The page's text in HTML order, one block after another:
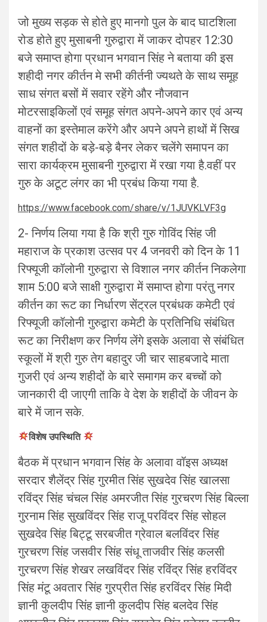
जो मुख्य सड़क से होते हुए मानगो पुल के बाद घाटशिला
रोड होते हुए मुसाबनी गुरुद्वारा में जाकर दोपहर 12:30
बजे समाप्त होगा प्रधान भगवान सिंह ने बताया की इस
शहीदी नगर कीर्तन मे सभी कीर्तनी ज्यथते के साथ समूह
साध संगत बसों में सवार रहेंगे और नौजवान
मोटरसाइकिलों एवं समूह संगत अपने-अपने कार एवं अन्य
वाहनों का इस्तेमाल करेंगे और अपने अपने हाथों में सिख
संगत शहीदों के बड़े-बड़े बैनर लेकर चलेंगे समापन का
सारा कार्यक्रम मुसाबनी गुरुद्वारा में रखा गया है.वहीं पर
गुरु के अटूट लंगर का भी प्रबंध किया गया है.
https://www.facebook.com/share/v/1JUVKLVF3g
2- निर्णय लिया गया है कि श्री गुरु गोविंद सिंह जी
महाराज के प्रकाश उत्सव पर 4 जनवरी को दिन के 11
रिफ्यूजी कॉलोनी गुरुद्वारा से विशाल नगर कीर्तन निकलेगा
शाम 5:00 बजे साक्षी गुरुद्वारा में समाप्त होगा परंतु नगर
कीर्तन का रूट का निर्धारण सेंट्रल प्रबंधक कमेटी एवं
रिफ्यूजी कॉलोनी गुरुद्वारा कमेटी के प्रतिनिधि संबंधित
रूट का निरीक्षण कर निर्णय लेंगे इसके अलावा से संबंधित
स्कूलों में श्री गुरु तेग बहादुर जी चार साहबजादे माता
गुजरी एवं अन्य शहीदों के बारे समागम कर बच्चों को
जानकारी दी जाएगी ताकि वे देश के शहीदों के जीवन के
बारे में जान सके.
विशेष उपस्थिति
बैठक में प्रधान भगवान सिंह के अलावा वॉइस अध्यक्ष
सरदार शैलेंद्र सिंह गुरमीत सिंह सुखदेव सिंह खालसा
रविंद्र सिंह चंचल सिंह अमरजीत सिंह गुरचरण सिंह बिल्ला
गुरनाम सिंह सुखविंदर सिंह राजू परविंदर सिंह सोहल
सुखदेव सिंह बिट्टू सरबजीत ग्रेवाल बलविंदर सिंह
गुरचरण सिंह जसवीर सिंह संधू ताजवीर सिंह कलसी
गुरचरण सिंह शेखर लखविंदर सिंह रविंद्र सिंह हरविंदर
सिंह मंटू अवतार सिंह गुरप्रीत सिंह हरविंदर सिंह मिदी
ज्ञानी कुलदीप सिंह ज्ञानी कुलदीप सिंह बलदेव सिंह